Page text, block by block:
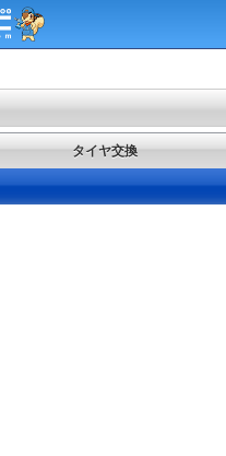
タイヤ交換